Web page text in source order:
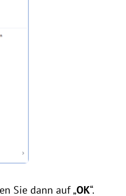
Sie dann auf „OK“.